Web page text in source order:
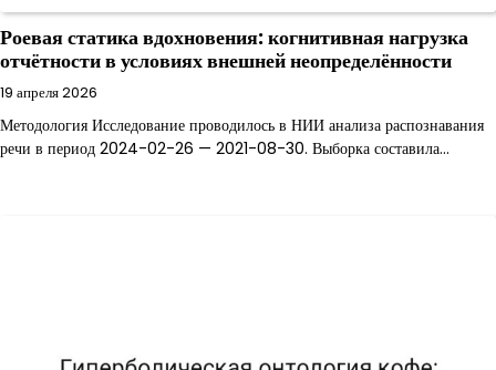
Роевая статика вдохновения: когнитивная нагрузка
отчётности в условиях внешней неопределённости
19 апреля 2026
Методология Исследование проводилось в НИИ анализа распознавания
речи в период 2024-02-26 — 2021-08-30. Выборка составила…